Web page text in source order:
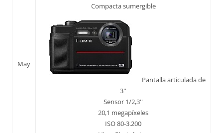
May
Compacta sumergible
Pantalla articulada de
3''
Sensor 1/2,3''
20,1 megapíxeles
ISO 80-3.200